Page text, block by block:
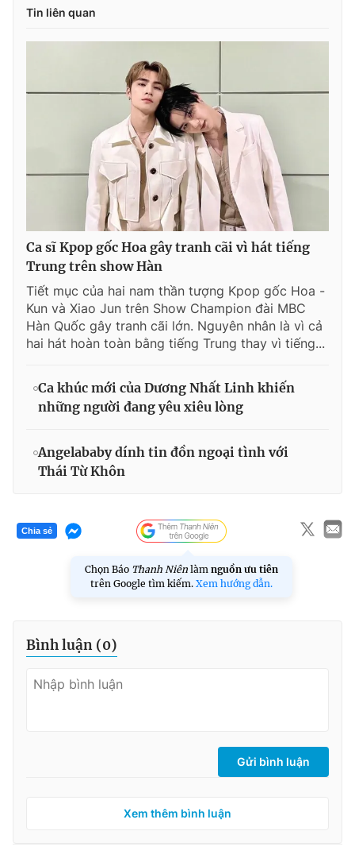
Tin liên quan
Ca sĩ Kpop gốc Hoa gây tranh cãi vì hát tiếng
Trung trên show Hàn
Tiết mục của hai nam thần tượng Kpop gốc Hoa -
Kun và Xiao Jun trên Show Champion đài MBC
Hàn Quốc gây tranh cãi lớn. Nguyên nhân là vì cả
hai hát hoàn toàn bằng tiếng Trung thay vì tiếng...
Ca khúc mới của Dương Nhất Linh khiến
những người đang yêu xiêu lòng
Angelababy dính tin đồn ngoại tình với
Thái Từ Khôn
Chia sẻ
Chọn Báo Thanh Niên làm nguồn ưu tiên
trên Google tìm kiếm. Xem hướng dẫn.
Bình luận (0)
Gửi bình luận
Xem thêm bình luận